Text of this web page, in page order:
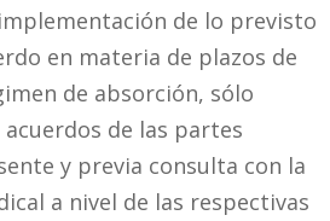
de lo previsto
en materia de plazos de
de absorción, sólo
de las partes
y previa consulta con la
a nivel de las respectivas